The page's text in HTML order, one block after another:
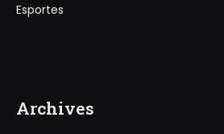
Esportes
Archives